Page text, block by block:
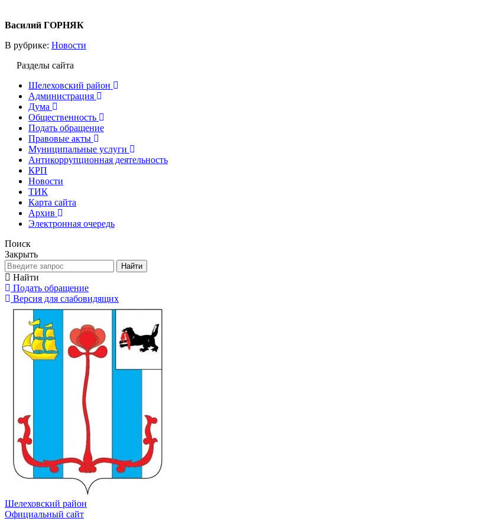
Василий ГОРНЯК
В рубрике: Новости
Разделы сайта
Шелеховский район
Администрация
Дума
Общественность
Подать обращение
Правовые акты
Муниципальные услуги
Антикоррупционная деятельность
КРП
Новости
ТИК
Карта сайта
Архив
Электронная очередь
Поиск
Закрыть
Найти
Найти
Подать обращение
Версия для слабовидящих
Шелеховский район
Официальный сайт